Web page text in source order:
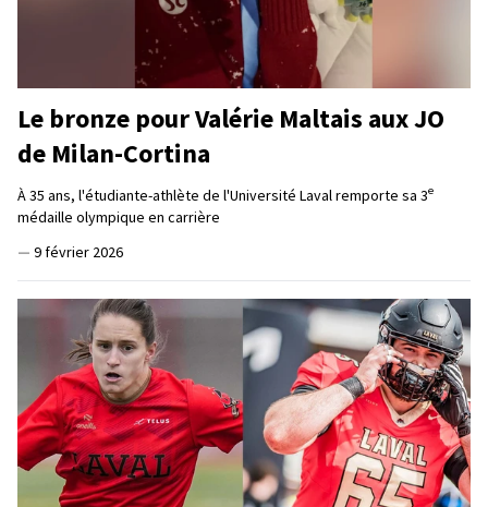
Le bronze pour Valérie Maltais aux JO
de Milan-Cortina
À 35 ans, l'étudiante-athlète de l'Université Laval remporte sa 3e
médaille olympique en carrière
— 9 février 2026